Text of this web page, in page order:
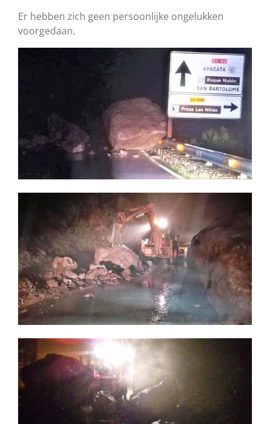
Er hebben zich geen persoonlijke ongelukken
voorgedaan.